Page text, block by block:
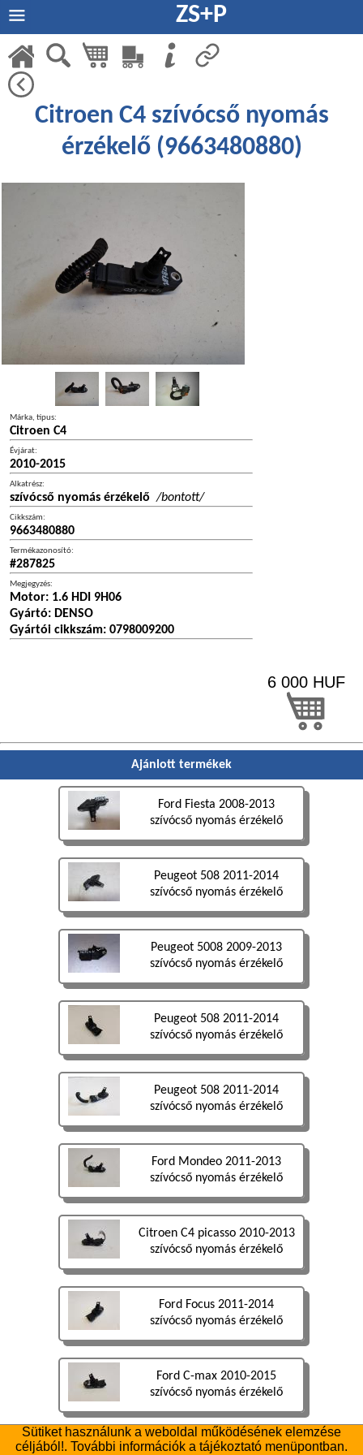
ZS+P
Sütiket használunk a weboldal működésének elemzése
céljából!. További információk a tájékoztató menüpontban.
Citroen C4 szívócső nyomás
érzékelő (9663480880)
Márka, típus:
Citroen C4
Évjárat:
2010-2015
Alkatrész:
szívócső nyomás érzékelő/bontott/
Cikkszám:
9663480880
Termékazonosító:
#287825
Megjegyzés:
Motor: 1.6 HDI 9H06
Gyártó: DENSO
Gyártói cikkszám: 0798009200
6 000 HUF
Ajánlott termékek
Ford Fiesta 2008-2013
szívócső nyomás érzékelő
Peugeot 508 2011-2014
szívócső nyomás érzékelő
Peugeot 5008 2009-2013
szívócső nyomás érzékelő
Peugeot 508 2011-2014
szívócső nyomás érzékelő
Peugeot 508 2011-2014
szívócső nyomás érzékelő
Ford Mondeo 2011-2013
szívócső nyomás érzékelő
Citroen C4 picasso 2010-2013
szívócső nyomás érzékelő
Ford Focus 2011-2014
szívócső nyomás érzékelő
Ford C-max 2010-2015
szívócső nyomás érzékelő
Ford Focus 2011-2014